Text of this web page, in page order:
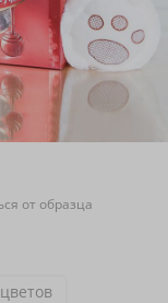
от образца